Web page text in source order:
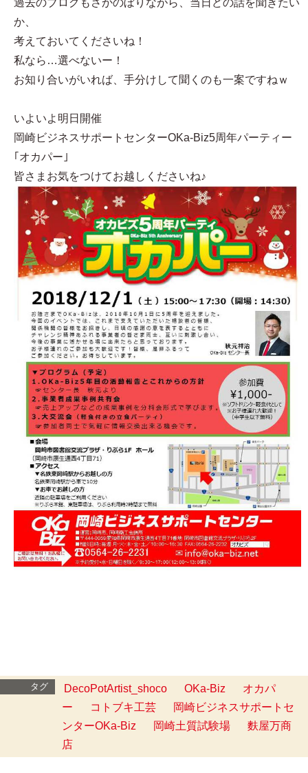
か、
考えておいてくださいね！
私なら…選べないー！
お知り合いがいれば、手分けして聞くのも一案ですねｗ
いよいよ明日開催
岡崎ビジネスサポートセンターOKa-Biz5周年パーティー
｢オカパー｣
皆さまお気をつけてお越しくださいね♪
タグ DecoPotArtist_shoco OKa-Biz
オカパ
ー
コトブキ工芸
岡崎ビジネスサポートセ
ンターOKa-Biz
岡崎土質試験場
麩屋万商
店